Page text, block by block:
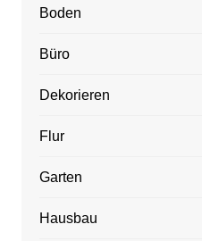
Boden
Büro
Dekorieren
Flur
Garten
Hausbau